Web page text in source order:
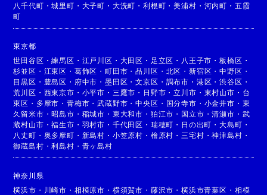
八千代町 ・城里町 ・ 大子町 ・ 大洗町 ・利根町 ・美浦村 ・ 河内町 ・ 五霞
町
東京都
世田谷区 ・練馬区 ・ 江戸川区 ・ 大田区 ・ 足立区 ・ 八王子市 ・板橋区 ・
杉並区 ・ 江東区 ・ 葛飾区 ・町田市 ・品川区 ・ 北区 ・ 新宿区 ・中野区 ・
目黒区 ・ 豊島区 ・ 府中市 ・墨田区 ・文京区 ・ 調布市 ・ 港区 ・渋谷区 ・
荒川区 ・ 西東京市 ・ 小平市 ・ 三鷹市 ・ 日野市 ・立川市 ・ 東村山市 ・ 台
東区 ・ 多摩市 ・青梅市 ・武蔵野市 ・中央区 ・ 国分寺市 ・ 小金井市 ・ 東
久留米市 ・昭島市 ・ 稲城市 ・ 東大和市 ・ 狛江市 ・ 国立市 ・清瀬市 ・ 武
蔵村山市 ・福生市 ・ 羽村市 ・ 千代田区 ・ 瑞穂町 ・ 日の出町 ・大島町 ・
八丈町 ・ 奥多摩町 ・ 新島村 ・ 小笠原村 ・ 檜原村 ・ 三宅村 ・神津島村 ・
御蔵島村 ・利島村 ・ 青ヶ島村
神奈川県
横浜市 ・ 川崎市 ・ 相模原市 ・ 横須賀市 ・ 藤沢市 ・横浜市青葉区 ・ 相模